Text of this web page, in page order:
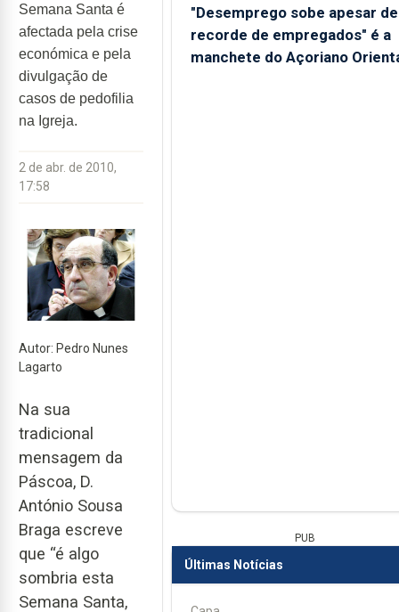
Semana Santa é
afectada pela crise
económica e pela
divulgação de
casos de pedofilia
na Igreja.
2 de abr. de 2010,
17:58
Autor: Pedro Nunes
Lagarto
Na sua
tradicional
mensagem da
Páscoa, D.
António Sousa
Braga escreve
que “é algo
sombria esta
Semana Santa,
"Desemprego sobe apesar de
recorde de empregados" é a
manchete do Açoriano
PUB
Últimas Notícias